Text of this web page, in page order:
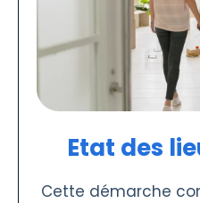
Etat des
Cette démarche